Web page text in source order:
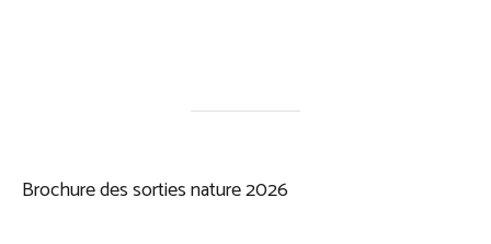
Brochure des sorties nature 2026